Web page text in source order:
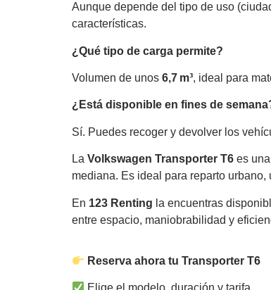
Aunque depende del tipo de uso
características.
¿Qué tipo de carga permite?
Volumen de unos 6,7 m³, ideal para
¿Está disponible en fines de
Sí. Puedes recoger y devolver los
La Volkswagen Transporter T6 es una
mediana. Es ideal para reparto
En 123 Renting la encuentras
entre espacio, maniobrabilidad y
Reserva ahora tu Transporter T6